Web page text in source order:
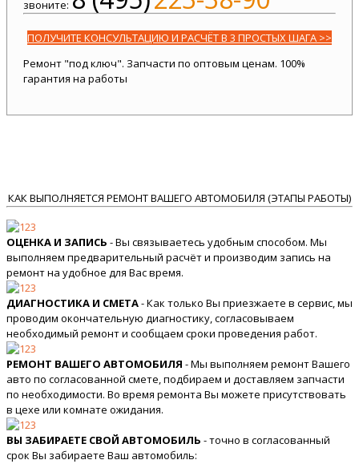
звоните:
ПОЛУЧИТЕ КОНСУЛЬТАЦИЮ И РАСЧЁТ В 3 ПРОСТЫХ ШАГА >>
Ремонт "под ключ". Запчасти по оптовым ценам. 100%
гарантия на работы
КАК ВЫПОЛНЯЕТСЯ РЕМОНТ ВАШЕГО АВТОМОБИЛЯ (ЭТАПЫ РАБОТЫ)
ОЦЕНКА И ЗАПИСЬ - Вы связываетесь удобным способом. Мы
выполняем предварительный расчёт и производим запись на
ремонт на удобное для Вас время.
ДИАГНОСТИКА И СМЕТА- Как только Вы приезжаете в сервис, мы
проводим окончательную диагностику, согласовываем
необходимый ремонт и сообщаем сроки проведения работ.
РЕМОНТ ВАШЕГО АВТОМОБИЛЯ - Мы выполняем ремонт Вашего
авто по согласованной смете, подбираем и доставляем запчасти
по необходимости. Во время ремонта Вы можете присутствовать
в цехе или комнате ожидания.
ВЫ ЗАБИРАЕТЕ СВОЙ АВТОМОБИЛЬ - точно в согласованный
срок Вы забираете Ваш автомобиль: